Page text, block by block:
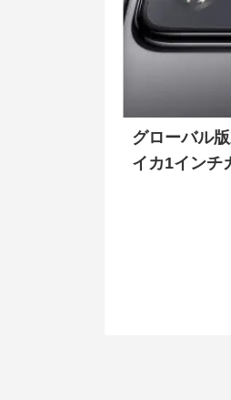
グローバル
イカ1インチ